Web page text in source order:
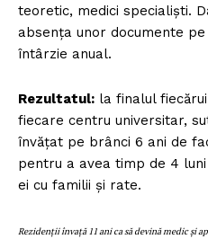
teoretic, medici specialiști.
absența unor documente
întârzie anual.
Rezultatul: la finalul
fiecare centru universitar,
învățat pe brânci 6 ani de
pentru a avea timp de 4
ei cu familii și rate.
Rezidenții învață 11 ani ca să devină medic și